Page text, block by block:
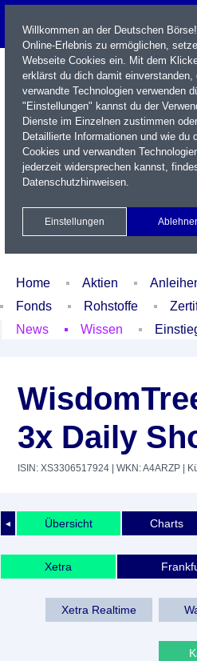
Name / WKN / ISIN / Kürzel
Xetra Realtime
Watchlist
Home Aktien
Fonds
Rohstoffe
News
Wissen
3x Daily
ISIN: XS3306517924 | WKN: A4ARZP |
◄ Übersicht Charts
Xetra
Xetra Realtime
Willkommen an der Deutschen
Online-Erlebnis zu ermöglichen,
Webseite Cookies ein. Mit dem
erklärst du dich damit
verwandte Technologien verwenden
"Einstellungen" kannst du der
Dienste im Einzelnen zustimmen
Detaillierte Informationen und wie du
Cookies und verwandten
jederzeit widersprechen kannst,
Datenschutzhinweisen.
Einstellungen